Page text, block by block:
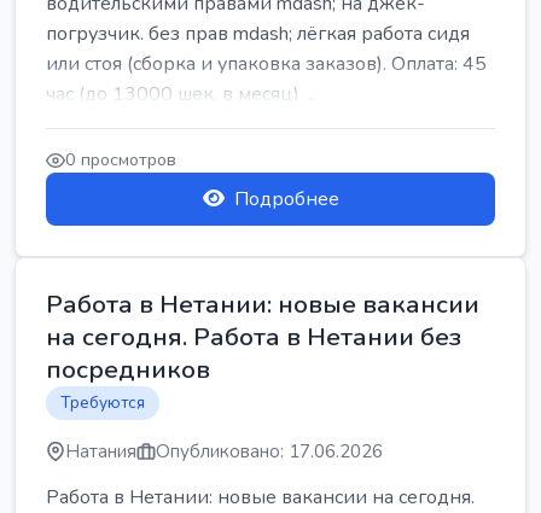
погрузчик. без прав mdash; лёгкая работа сидя
или стоя (сборка и упаковка заказов). Оплата: 45
час (до 13000 шек. в месяц) ...
0 просмотров
Подробнее
Работа в Нетании: новые вакансии
на сегодня. Работа в Нетании без
посредников
Требуются
Натания Опубликовано: 17.06.2026
Работа в Нетании: новые вакансии на сегодня.